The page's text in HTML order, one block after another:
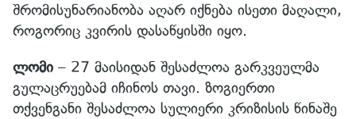
შრომისუნარიანობა აღარ იქნება ისეთი მაღალი,
როგორიც კვირის დასაწყისში იყო.
ლომი – 27 მაისიდან შესაძლოა გარკვეულმა
გულაცრუებამ იჩინოს თავი. ზოგიერთი
თქვენგანი შესაძლოა სულიერი კრიზისის წინაშე